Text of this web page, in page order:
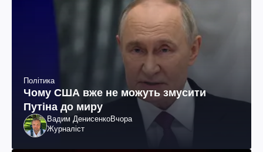
Політика
Чому США вже не можуть змусити
Путіна до миру
Вадим ДенисенкоВчора
Журналіст